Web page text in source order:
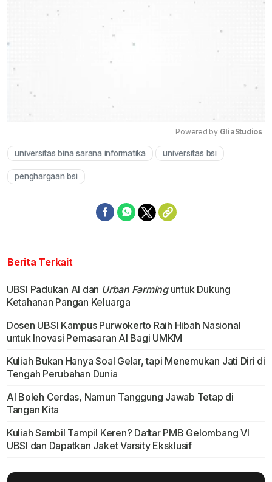
Mute
Powered by GliaStudios
universitas bina sarana informatika universitas bsi
penghargaan bsi
Berita Terkait
UBSI Padukan AI dan Urban Farminguntuk Dukung
Ketahanan Pangan Keluarga
Dosen UBSI Kampus Purwokerto Raih Hibah Nasional
untuk Inovasi Pemasaran AI Bagi UMKM
Kuliah Bukan Hanya Soal Gelar, tapi Menemukan Jati Diri di
Tengah Perubahan Dunia
AI Boleh Cerdas, Namun Tanggung Jawab Tetap di
Tangan Kita
Kuliah Sambil Tampil Keren? Daftar PMB Gelombang VI
UBSI dan Dapatkan Jaket Varsity Eksklusif